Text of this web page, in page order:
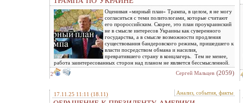
Оценивая «мирный план» Трампа, в целом, я не могу
согласиться с теми политологами, которые считают
его пророссийским. Скорее, это план проукраинский
не в смысле интересов Украины как суверенного
государства, а в смысле возможности продления
существования бандеровского режима, пришедшего к
власти посредством обмана и насилия,
превратившего страну в концлагерь. Тем не менее,
работа заинтересованных сторон над планом не является бессмысленной.
2
Сергей Мальцев (2059)
17.11.25 11:11 (18.11) Анализ, события, факты